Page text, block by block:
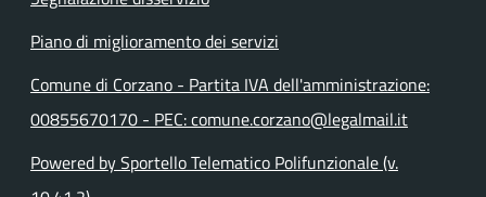
Piano di miglioramento dei servizi
Comune di Corzano - Partita IVA dell'amministrazione:
00855670170 - PEC: comune.corzano@legalmail.it
Powered by Sportello Telematico Polifunzionale (v.